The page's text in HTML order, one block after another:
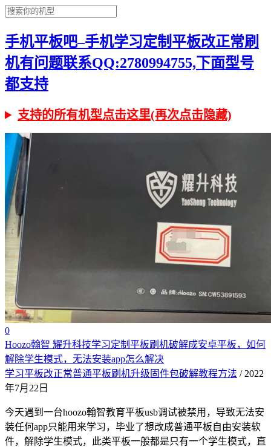
手机平板吧–手机学习定制平板改正常刷
机有问题联系QQ:2780994755,下面型号
都支持
支持的所有机型点击这里(再次点击隐藏)
0
Hoozo翰智 耀升科技学习定制平板刷机破解成安卓平板，如何
解除学生模式，无法安装app怎么解决
学习平板改正常普通平板刷机升级固件包破解教程方法 / 2022
年7月22日
今天遇到一台hoozo翰智教育平板usb调试被禁用，导致无法安
装任何app只能用来学习，毕业了想改成普通平板自由安装软
件，解除学生模式，此类平板一般都是只有一个学生模式，直